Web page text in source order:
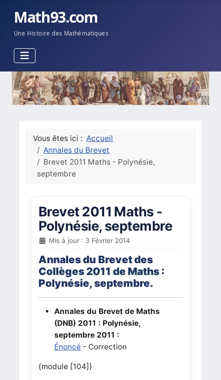
Math93.com
Une Histoire des Mathématiques
Vous êtes ici : Accueil
Annales du Brevet
Brevet 2011 Maths - Polynésie,
septembre
Brevet 2011 Maths -
Polynésie, septembre
Mis à jour : 3 Février 2014
Annales du Brevet des
Collèges 2011 de Maths :
Polynésie, septembre.
Annales du Brevet de Maths
(DNB) 2011 : Polynésie,
septembre 2011 :
Énoncé - Correction
{module [104]}